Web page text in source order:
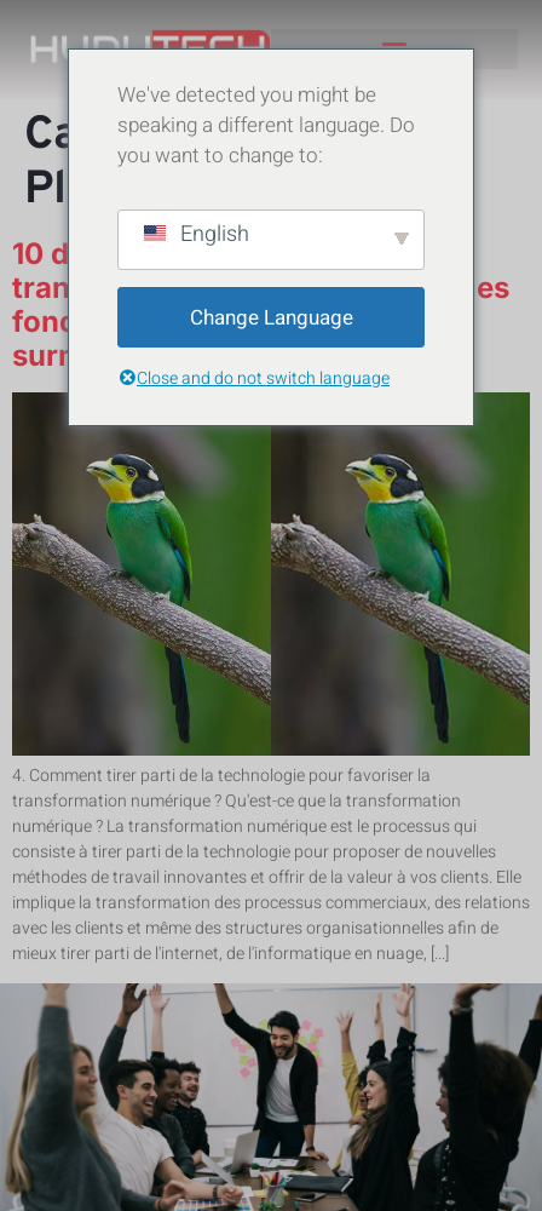
Catégorie :Future
Planning.
10 défis cruciaux de la
transformation numérique pour les
fondateurs et comment les
surmonter
4. Comment tirer parti de la technologie pour favoriser la
transformation numérique ? Qu'est-ce que la transformation
numérique ? La transformation numérique est le processus qui
consiste à tirer parti de la technologie pour proposer de nouvelles
méthodes de travail innovantes et offrir de la valeur à vos clients. Elle
implique la transformation des processus commerciaux, des relations
avec les clients et même des structures organisationnelles afin de
mieux tirer parti de l'internet, de l'informatique en nuage, [...]
We've detected you might be
speaking a different language. Do
you want to change to:
English
Change Language
Close and do not switch language